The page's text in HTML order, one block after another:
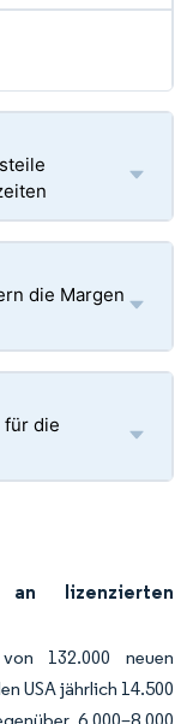
die Margen
für die
an lizenzierten
132.000 neuen
USA jährlich 14.500